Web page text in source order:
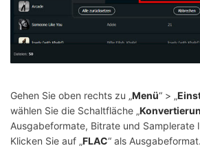
Gehen Sie oben rechts zu „Menü“ > „
wählen Sie die Schaltfläche „
Ausgabeformate, Bitrate und Samplerate
Klicken Sie auf „FLAC“ als